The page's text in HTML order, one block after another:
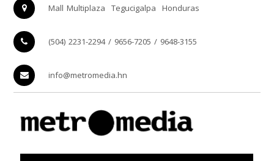
Mall Multiplaza Tegucigalpa Honduras
(504) 2231-2294 / 9656-7205 / 9648-3155
info@metromedia.hn